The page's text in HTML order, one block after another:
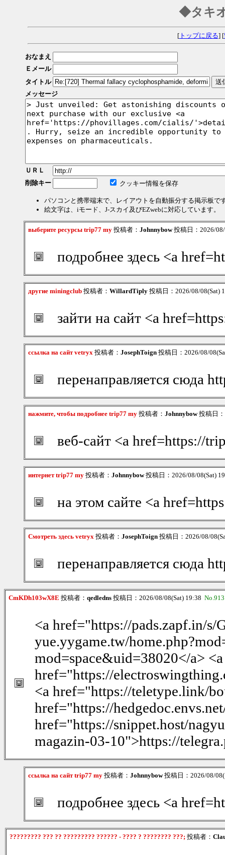
◆タキ
[トップに戻る] [
おなまえ
Ｅメール
タイトル
メッセージ
ＵＲＬ
削除キー
クッキー情報を保存
パソコンと携帯端末で、レイアウトを自動振分する掲示板で
絵文字は、iモード、J-スカイ及びEZwebに対応しています。
выберите ресурсы trip77 my 投稿者： Johnnybow投稿日：2026/
подробнее здесь <a
другие miningclub 投稿者： WillardTiply 投稿日：2026/08/08(Sat)
зайти на сайт <a
ссылка на сайт vetryx 投稿者： JosephToign 投稿日：2026/08/
перенаправляется сюда
нажмите, чтобы подробнее trip77 my 投稿者： Johnnybow投稿日
веб-сайт <a href=https://
интернет trip77 my 投稿者： Johnnybow投稿日：2026/08/08(Sat)
на этом сайте <a
Смотреть здесь vetryx 投稿者： JosephToign 投稿日：2026/08/
перенаправляется сюда
CmKDh103wX8E 投稿者： qedledns 投稿日：2026/08/08(Sat) 19:38 No.913
<a href="https://pads.zapf.in/
yue.yygame.tw/
mod=space&uid=38020</a> <a
href="https://
<a href="https://teletype.link/
href="https://
href="https://snippet.host/
magazin-03-10">https://
ссылка на сайт trip77 my 投稿者： Johnnybow投稿日：2026/08/
подробнее здесь <a
????????? ??? ?? ????????? ?????? - ???? ? ???????? ???;投稿者：